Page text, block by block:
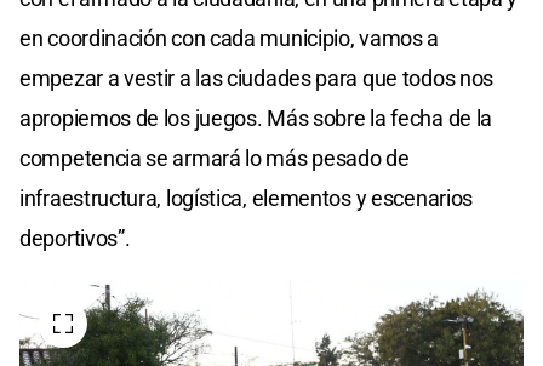
en coordinación con cada municipio, vamos a
empezar a vestir a las ciudades para que todos nos
apropiemos de los juegos. Más sobre la fecha de la
competencia se armará lo más pesado de
infraestructura, logística, elementos y escenarios
deportivos”.